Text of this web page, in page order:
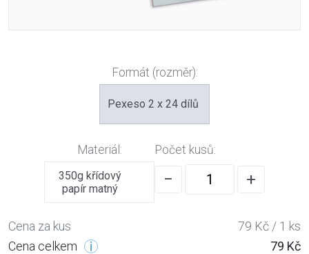
Formát (rozměr):
Pexeso 2 x 24 dílů
Materiál:
350g křídový
papír matný
Počet kusů:
− +
Cena za kus
79 Kč / 1 ks
Cena celkem
79 Kč